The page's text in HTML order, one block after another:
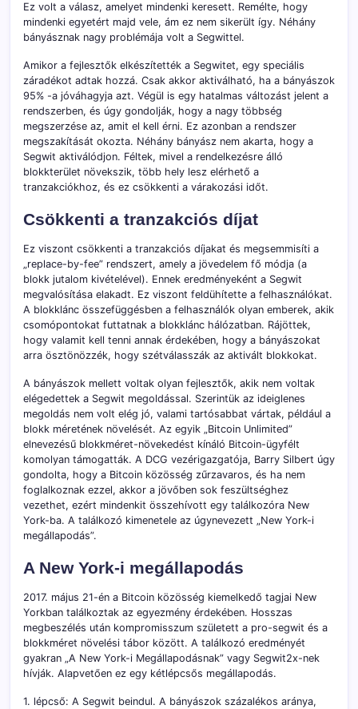
Ez volt a válasz, amelyet mindenki keresett. Remélte, hogy
mindenki egyetért majd vele, ám ez nem sikerült így. Néhány
bányásznak nagy problémája volt a Segwittel.
Amikor a fejlesztők elkészítették a Segwitet, egy speciális
záradékot adtak hozzá. Csak akkor aktiválható, ha a bányászok
95% -a jóváhagyja azt. Végül is egy hatalmas változást jelent a
rendszerben, és úgy gondolják, hogy a nagy többség
megszerzése az, amit el kell érni. Ez azonban a rendszer
megszakítását okozta. Néhány bányász nem akarta, hogy a
Segwit aktiválódjon. Féltek, mivel a rendelkezésre álló
blokkterület növekszik, több hely lesz elérhető a
tranzakciókhoz, és ez csökkenti a várakozási időt.
Csökkenti a tranzakciós díjat
Ez viszont csökkenti a tranzakciós díjakat és megsemmisíti a
„replace-by-fee” rendszert, amely a jövedelem fő módja (a
blokk jutalom kivételével). Ennek eredményeként a Segwit
megvalósítása elakadt. Ez viszont feldühítette a felhasználókat.
A blokklánc összefüggésben a felhasználók olyan emberek, akik
csomópontokat futtatnak a blokklánc hálózatban. Rájöttek,
hogy valamit kell tenni annak érdekében, hogy a bányászokat
arra ösztönözzék, hogy szétválasszák az aktivált blokkokat.
A bányászok mellett voltak olyan fejlesztők, akik nem voltak
elégedettek a Segwit megoldással. Szerintük az ideiglenes
megoldás nem volt elég jó, valami tartósabbat vártak, például a
blokk méretének növelését. Az egyik „Bitcoin Unlimited”
elnevezésű blokkméret-növekedést kínáló Bitcoin-ügyfélt
komolyan támogatták. A DCG vezérigazgatója, Barry Silbert úgy
gondolta, hogy a Bitcoin közösség zűrzavaros, és ha nem
foglalkoznak ezzel, akkor a jövőben sok feszültséghez
vezethet, ezért mindenkit összehívott egy találkozóra New
York-ba. A találkozó kimenetele az úgynevezett „New York-i
megállapodás”.
A New York-i megállapodás
2017. május 21-én a Bitcoin közösség kiemelkedő tagjai New
Yorkban találkoztak az egyezmény érdekében. Hosszas
megbeszélés után kompromisszum született a pro-segwit és a
blokkméret növelési tábor között. A találkozó eredményét
gyakran „A New York-i Megállapodásnak” vagy Segwit2x-nek
hívják. Alapvetően ez egy kétlépcsős megállapodás.
1. lépcső: A Segwit beindul. A bányászok százalékos aránya,